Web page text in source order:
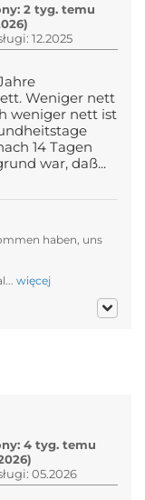
2 tyg. temu
12.2025
Weniger nett
weniger nett ist
14 Tagen
war, daß...
haben, uns
więcej
4 tyg. temu
05.2026